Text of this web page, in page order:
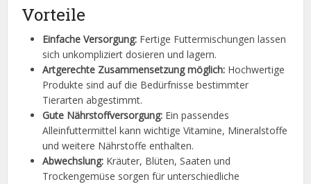
Vorteile
Einfache Versorgung: Fertige Futtermischungen lassen
sich unkompliziert dosieren und lagern.
Artgerechte Zusammensetzung möglich: Hochwertige
Produkte sind auf die Bedürfnisse bestimmter
Tierarten abgestimmt.
Gute Nährstoffversorgung: Ein passendes
Alleinfuttermittel kann wichtige Vitamine, Mineralstoffe
und weitere Nährstoffe enthalten.
Abwechslung: Kräuter, Blüten, Saaten und
Trockengemüse sorgen für unterschiedliche